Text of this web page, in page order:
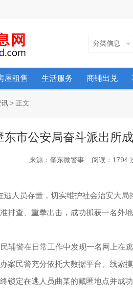
分类信息
屋租售 生活服务 商铺出兑
讯 > 正文
东市公安局奋斗派出所
来源：肇东微警事 阅读：1794
人员存量，切实维护社会治安大局
排查、重拳出击，成功抓获一名外地
警在日常工作中发现一名网上在
案民警充分依托大数据平台、线索
锁定在逃人员曲某的藏匿地点并成功